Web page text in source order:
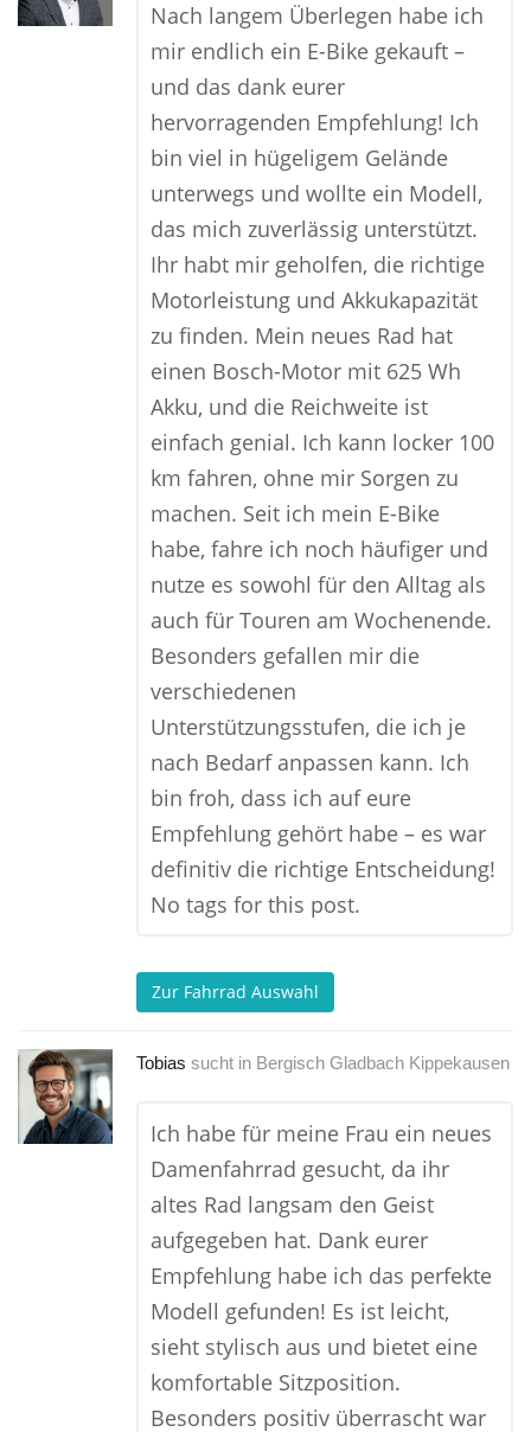
Nach langem Überlegen habe ich
mir endlich ein E-Bike gekauft –
und das dank eurer
hervorragenden Empfehlung! Ich
bin viel in hügeligem Gelände
unterwegs und wollte ein Modell,
das mich zuverlässig unterstützt.
Ihr habt mir geholfen, die richtige
Motorleistung und Akkukapazität
zu finden. Mein neues Rad hat
einen Bosch-Motor mit 625 Wh
Akku, und die Reichweite ist
einfach genial. Ich kann locker 100
km fahren, ohne mir Sorgen zu
machen. Seit ich mein E-Bike
habe, fahre ich noch häufiger und
nutze es sowohl für den Alltag als
auch für Touren am Wochenende.
Besonders gefallen mir die
verschiedenen
Unterstützungsstufen, die ich je
nach Bedarf anpassen kann. Ich
bin froh, dass ich auf eure
Empfehlung gehört habe – es war
definitiv die richtige Entscheidung!
No tags for this post.
Zur Fahrrad Auswahl
Tobias sucht in Bergisch Gladbach Kippekausen
Ich habe für meine Frau ein neues
Damenfahrrad gesucht, da ihr
altes Rad langsam den Geist
aufgegeben hat. Dank eurer
Empfehlung habe ich das perfekte
Modell gefunden! Es ist leicht,
sieht stylisch aus und bietet eine
komfortable Sitzposition.
Besonders positiv überrascht war